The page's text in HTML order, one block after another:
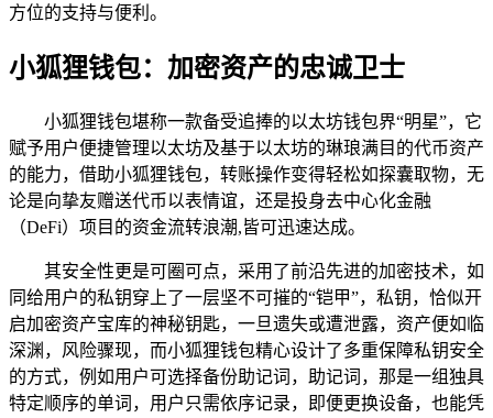
方位的支持与便利。
小狐狸钱包：加密资产的忠诚卫士
小狐狸钱包堪称一款备受追捧的以太坊钱包界“明星”，它
赋予用户便捷管理以太坊及基于以太坊的琳琅满目的代币资产
的能力，借助小狐狸钱包，转账操作变得轻松如探囊取物，无
论是向挚友赠送代币以表情谊，还是投身去中心化金融
（DeFi）项目的资金流转浪潮,皆可迅速达成。
其安全性更是可圈可点，采用了前沿先进的加密技术，如
同给用户的私钥穿上了一层坚不可摧的“铠甲”，私钥，恰似开
启加密资产宝库的神秘钥匙，一旦遗失或遭泄露，资产便如临
深渊，风险骤现，而小狐狸钱包精心设计了多重保障私钥安全
的方式，例如用户可选择备份助记词，助记词，那是一组独具
特定顺序的单词，用户只需依序记录，即便更换设备，也能凭